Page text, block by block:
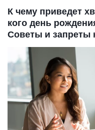
К чему приведет
кого день
Советы и запреты